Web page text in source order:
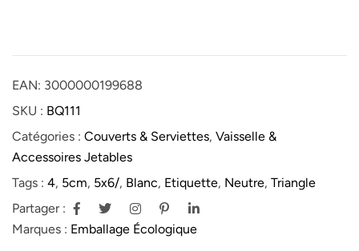
EAN: 3000000199688
SKU : BQ111
Catégories : Couverts & Serviettes, Vaisselle &
Accessoires Jetables
Tags : 4, 5cm, 5x6/, Blanc, Etiquette, Neutre, Triangle
Partager :
Marques : Emballage Écologique